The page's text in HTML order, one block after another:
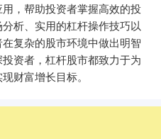
，帮助投资者掌握高效的投
析、实用的杠杆操作技巧以
复杂的股市环境中做出明智
资者，杠杆股市都致力于为
财富增长目标。